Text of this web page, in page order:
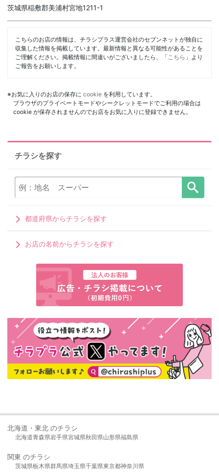
茨城県稲敷郡美浦村宮地1211-1
こちらのお店の情報は、チラシプラス運営会社のセブンネットが独自に
収集した情報を掲載しています。最新情報と異なる可能性があることを
ご理解ください。掲載情報に間違いがございましたら、「 こちら 」より
ご報告をお願いします。
※お気に入りのお店の保存に cookie を利用しています。
ブラウザのプライベートモードやシークレットモードでご利用の場合は
cookie が保存されませんのでお店をお気に入りに登録できません。
チラシを探す
都道府県からチラシを探す
お店の名前からチラシを探す
北海道・東北 のチラシ
北海道青森県岩手県宮城県秋田県山形県福島県
関東 のチラシ
茨城県栃木県群馬県埼玉県千葉県東京都神奈川県